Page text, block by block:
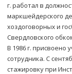
г. работал в
маркшейдерского
хоздоговорных и
Свердловского
В 1986 г. присвоено
сотрудника. С
стажировку при